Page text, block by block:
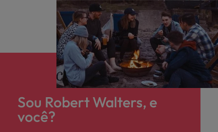
Sou Robert Walters, e
você?